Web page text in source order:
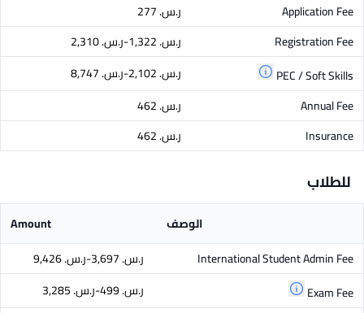
Application Fee
ر.س.‏ 277
Registration Fee
ر.س.‏ 1,322-ر.س.‏ 2,310
PEC / Soft Skills
ر.س.‏ 2,102-ر.س.‏ 8,747
Annual Fee
ر.س.‏ 462
Insurance
ر.س.‏ 462
للطلاب
الوصف
Amount
International Student Admin Fee
ر.س.‏ 3,697-ر.س.‏ 9,426
Exam Fee
ر.س.‏ 499-ر.س.‏ 3,285